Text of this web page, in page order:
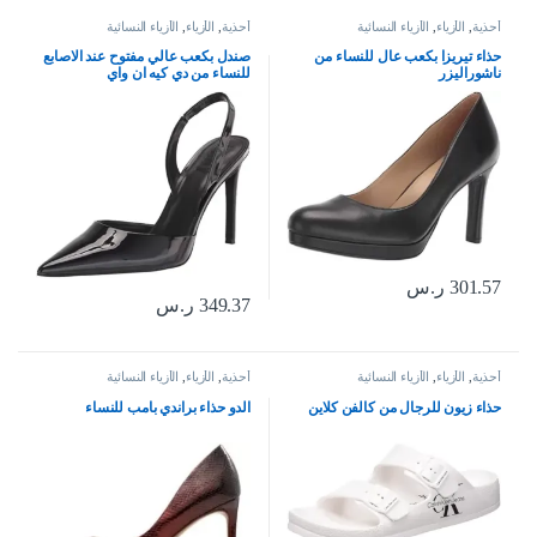
أحذية الأزياء الأزياء النسائية
حذاء تيريزا بكعب عال للنساء من
ناشوراليزر
301.57 ر.س
أحذية الأزياء الأزياء النسائية
صندل بكعب عالي مفتوح عند الاصابع
للنساء من دي كيه ان واي
349.37 ر.س
أحذية, الأزياء, الأزياء النسائية
حذاء زيون للرجال من كالفن كلاين
أحذية, الأزياء, الأزياء النسائية
الدو حذاء براندي بامب للنساء